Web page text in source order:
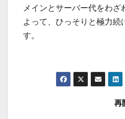
メインとサーバー代をわざ
よって、ひっそりと極力続
す。
再